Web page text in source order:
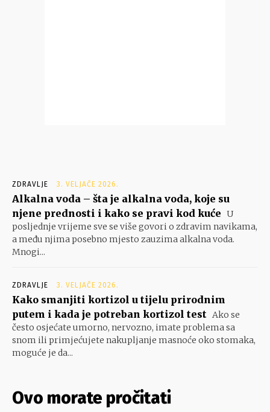
ZDRAVLJE 3. VELJAČE 2026.
Alkalna voda – šta je alkalna voda, koje su
njene prednosti i kako se pravi kod kuće U
posljednje vrijeme sve se više govori o zdravim navikama,
a među njima posebno mjesto zauzima alkalna voda.
Mnogi...
ZDRAVLJE 3. VELJAČE 2026.
Kako smanjiti kortizol u tijelu prirodnim
putem i kada je potreban kortizol test Ako se
često osjećate umorno, nervozno, imate problema sa
snom ili primjećujete nakupljanje masnoće oko stomaka,
moguće je da...
Ovo morate pročitati